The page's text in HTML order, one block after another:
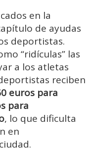
en la
de ayudas
deportistas.
“ridículas” las
a los atletas
reciben
euros para
para
, lo que dificulta
en